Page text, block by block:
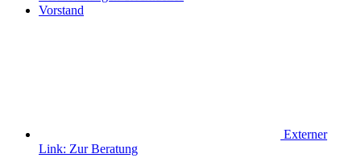
Vorstand
Externer
Link: Zur Beratung